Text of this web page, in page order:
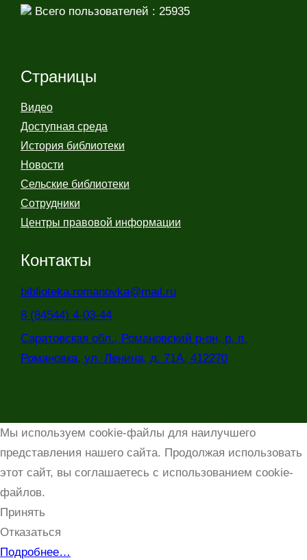
Всего пользователей : 25935
Страницы
Видео
Доступная среда
История библиотеки
Новости
Сельские библиотеки
Сотрудники
Центры правовой информации
Контакты
biblioteka.romanovka@mail.ru
8 (84544) 4-03-44
Саратовская обл., Романовский р-он, р. п.
Романовка, ул. Ленина, д. 71А, 412270
Мы используем cookie-файлы для наилучшего
представления нашего сайта. Продолжая использовать
этот сайт, вы соглашаетесь с использованием cookie-
файлов.
Принять
Отказаться
Подробнее…